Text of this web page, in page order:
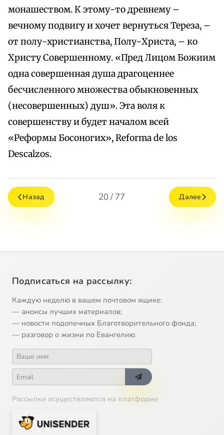
монашеством. К этому-то древнему –
вечному подвигу и хочет вернуться Тереза, –
от полу-христианства, Полу-Христа, – ко
Христу Совершенному. «Пред Лицом Божиим
одна совершенная душа драгоценнее
бесчисленного множества обыкновенных
(несовершенных) душ». Эта воля к
совершенству и будет началом всей
«Реформы Босоногих», Reforma de los
Descalzos.
Назад 20 / 77 Далее
Подписаться на рассылку:
Каждую неделю в вашем почтовом ящике:
— анонсы лучших материалов;
— новости подопечных Благотворительного фонда;
— разговор о жизни по Евангелию.
Рассылки осуществляются на платформе